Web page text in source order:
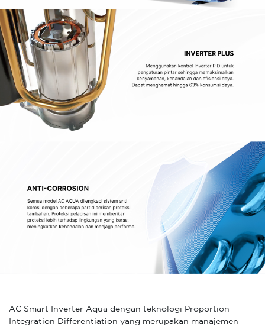
AC Smart Inverter Aqua dengan teknologi Proportion
Integration Differentiation yang merupakan manajemen